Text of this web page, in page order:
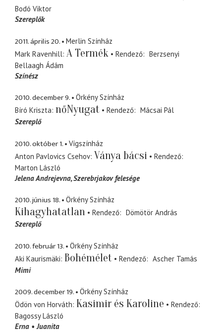
Bodó Viktor
Szereplők
2011. április 20.
Merlin Színház
Mark Ravenhill A Termék Rendező
Berzsenyi
Bellaagh Ádám
Színész
2010. december 9.
Örkény Színház
Bíró Kriszta nőNyugat Rendező
Mácsai Pál
Szereplő
2010. október 1.
Vígszínház
Anton Pavlovics Csehov Ványa bácsi
Rendező
Marton László
Jelena Andrejevna Szerebrjakov felesége
2010. június 18. Örkény Színház
Kihagyhatatlan Rendező
Dömötör András
Szereplő
2010. február 13.
Örkény Színház
Aki Kaurismäki Bohémélet Rendező
Ascher Tamás
Mimi
2009. december 19.
Örkény Színház
Ödön von Horváth Kasimir és Karoline
Rendező
Bagossy László
Erna
Juanita